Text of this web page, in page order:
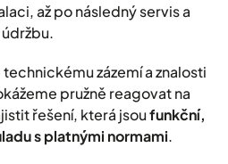
až po následný servis a
údržbu.
zázemí a znalosti
pružně reagovat na
řešení, která jsoufunkční,
s platnými normami.